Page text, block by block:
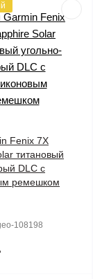
Fenix 7X
титановый
DLC с
ремешком
108198